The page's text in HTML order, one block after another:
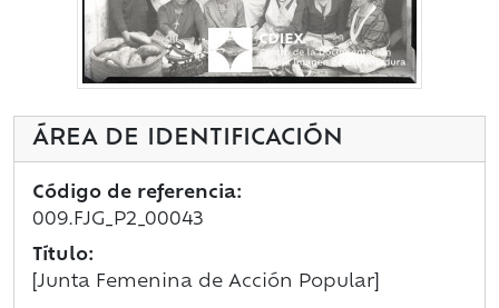
ÁREA DE IDENTIFICACIÓN
Código de referencia:
009.FJG_P2_00043
Título:
[Junta Femenina de Acción Popular]